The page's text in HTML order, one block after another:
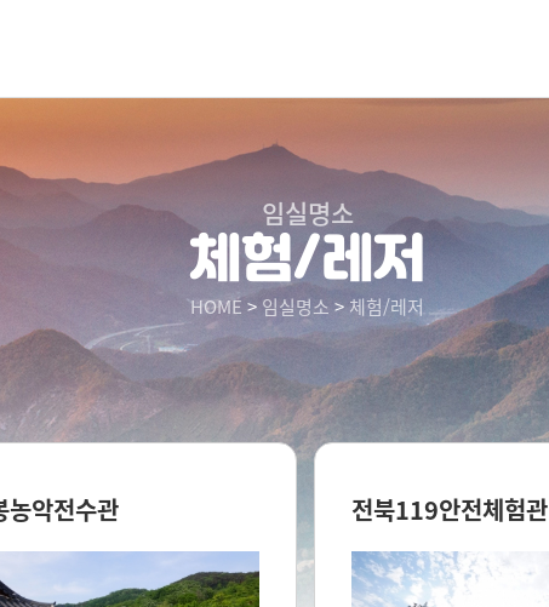
임실명소
체험/레저
HOME > 임실명소 > 체험/레저
농악전수관 전북119안전체험관